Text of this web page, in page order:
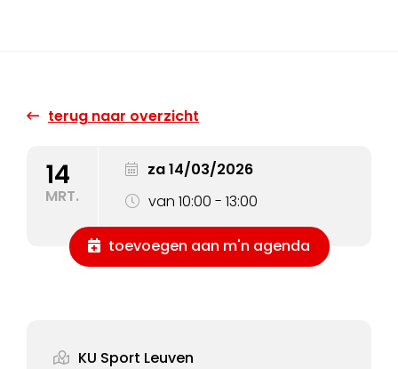
terug naar overzicht
14
MRT.
za 14/03/2026
van 10:00 - 13:00
toevoegen aan m'n agenda
KU Sport Leuven